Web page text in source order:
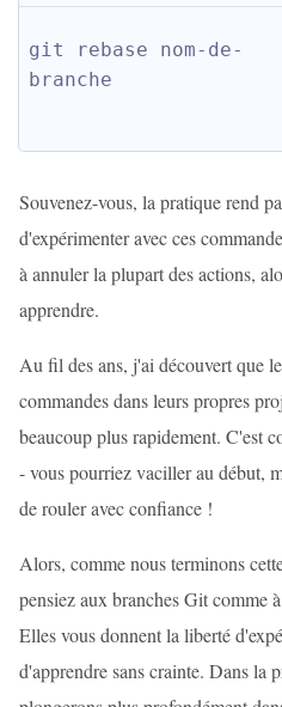
git rebase nom-de-
branche
Souvenez-vous, la pratique rend
d'expérimenter avec ces
à annuler la plupart des actions,
apprendre.
Au fil des ans, j'ai découvert que
commandes dans leurs propres
beaucoup plus rapidement. C'est
- vous pourriez vaciller au début,
de rouler avec confiance !
Alors, comme nous terminons
pensiez aux branches Git comme
Elles vous donnent la liberté
d'apprendre sans crainte. Dans la